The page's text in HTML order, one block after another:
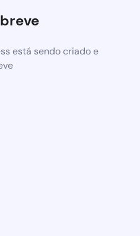
está sendo criado e